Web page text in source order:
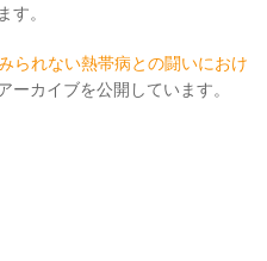
す。
られない熱帯病との闘いにおけ
ーカイブを公開しています。